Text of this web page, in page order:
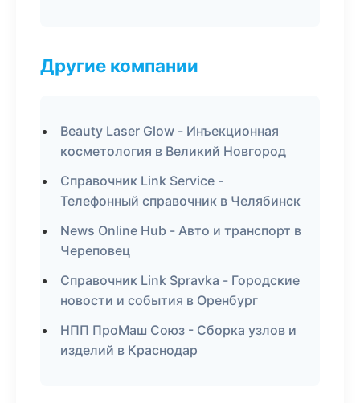
Другие компании
Beauty Laser Glow - Инъекционная
косметология в Великий Новгород
Справочник Link Service -
Телефонный справочник в Челябинск
News Online Hub - Авто и транспорт в
Череповец
Справочник Link Spravka - Городские
новости и события в Оренбург
НПП ПроМаш Союз - Сборка узлов и
изделий в Краснодар